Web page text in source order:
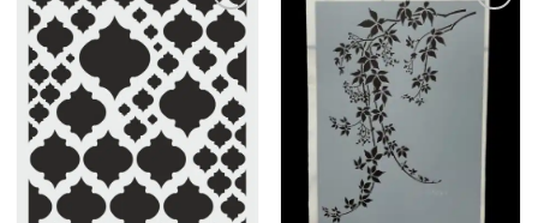
Favorilerime
Ekle
Favorilerime